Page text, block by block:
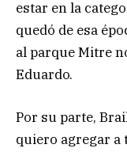
estar en la
quedó de esa
al parque Mitre
Eduardo.
Por su parte,
quiero agregar a